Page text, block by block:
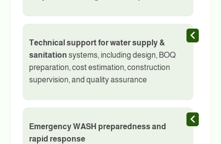
Technical support for water supply &
sanitation systems, including design, BOQ
preparation, cost estimation, construction
supervision, and quality assurance
Emergency WASH preparedness and
rapid response